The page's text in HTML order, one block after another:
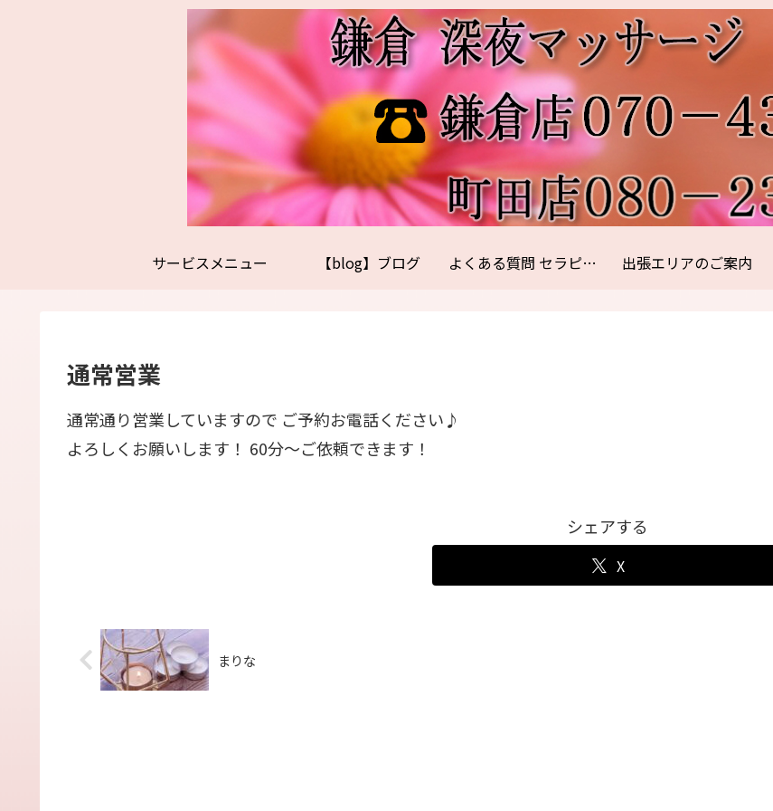
サービスメニュー 【blog】ブログ よくある質問 セラピスト紹介 出張エリアのご案内
通常営業
通常通り営業していますので ご予約お電話ください♪
よろしくお願いします！ 60分〜ご依頼できます！
シェアする
X
まりな